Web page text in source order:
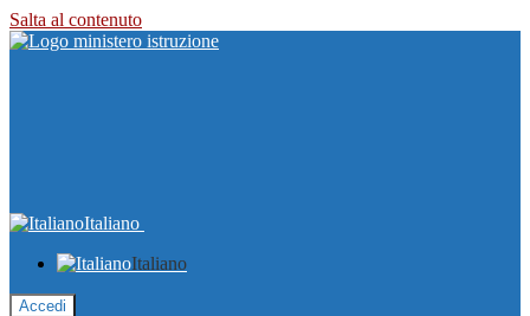
Salta al contenuto
Italiano
Italiano
Accedi